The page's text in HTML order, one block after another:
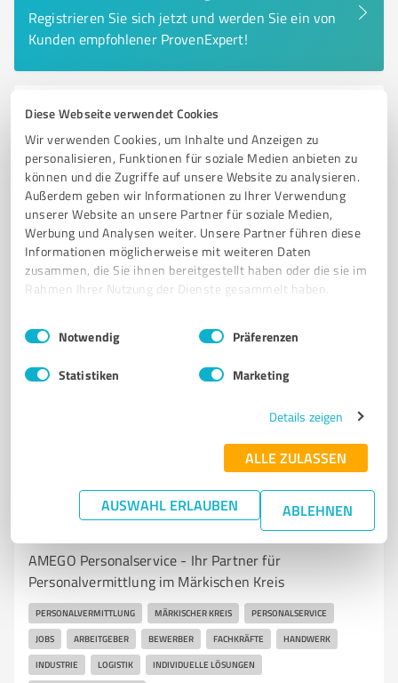
Diese Webseite verwendet Cookies
Wir verwenden Cookies, um Inhalte und Anzeigen zu
personalisieren, Funktionen für soziale Medien anbieten zu
können und die Zugriffe auf unsere Website zu analysieren.
Außerdem geben wir Informationen zu Ihrer Verwendung
unserer Website an unsere Partner für soziale Medien,
Werbung und Analysen weiter. Unsere Partner führen diese
Informationen möglicherweise mit weiteren Daten
zusammen, die Sie ihnen bereitgestellt haben oder die sie im
Rahmen Ihrer Nutzung der Dienste gesammelt haben.
Impressum Datenschutzbestimmungen
Einwilligungsauswahl
Notwendig Präferenzen
Statistiken Marketing
Details zeigen
ALLE ZULASSEN
AUSWAHL ERLAUBEN ABLEHNEN
Registrieren Sie sich jetzt und werden Sie ein von
Kunden empfohlener ProvenExpert!
6 Beratung
eiKo-Kramer GmbH - Ingenieurbüro für
Elektrofachplanungen
eiKo-Kramer GmbH – Ingenieurbüro für moderne
elektrotechnische Fachplanungen
ELEKTROTECHNISCHE GEBÄUDESYSTEME FACHPLANUNG
KONZEPTENTWICKLUNG ELEKTROTECHNIK
Tel. 0291 95285330
mail@eiko-kramer.de
Beratung
AMEGO Personalservice GmbH
AMEGO Personalservice - Ihr Partner für
Personalvermittlung im Märkischen Kreis
PERSONALVERMITTLUNG MÄRKISCHER KREIS PERSONALSERVICE
JOBS ARBEITGEBER BEWERBER FACHKRÄFTE HANDWERK
INDUSTRIE LOGISTIK INDIVIDUELLE LÖSUNGEN